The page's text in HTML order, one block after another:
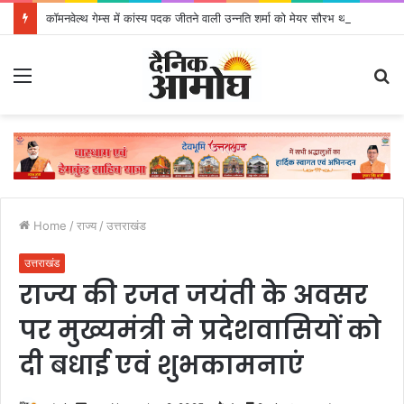
Home / राज्य / उत्तराखंड
उत्तराखंड
राज्य की रजत जयंती के अवसर
पर मुख्यमंत्री ने प्रदेशवासियों को
दी बधाई एवं शुभकामनाएं